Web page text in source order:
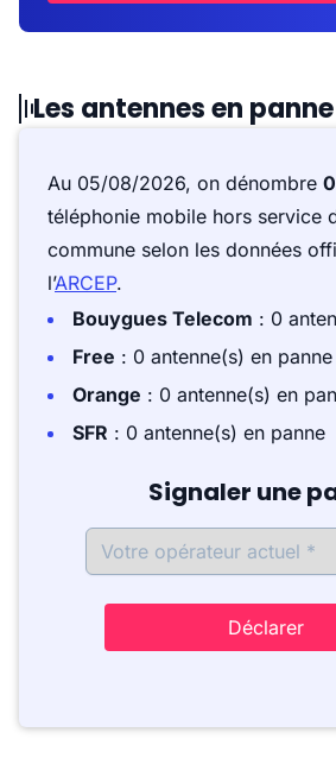
Les antennes en
Au 05/08/2026, on dénombre 0
téléphonie mobile hors service
commune selon les données
l’ARCEP.
Bouygues Telecom : 0
Free : 0 antenne(s) en panne
Orange : 0 antenne(s) en
SFR : 0 antenne(s) en panne
Signaler une
Déclarer